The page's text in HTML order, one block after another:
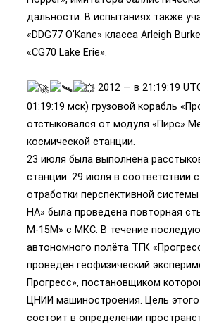
дальности. В испытаниях также
«DDG77 O’Kane» класса Arleigh
«CG70 Lake Erie».
2012 — в 21:19:19
01:19:19 мск) грузовой корабль
отстыковался от модуля «Пирс»
космической станции.
23 июля была выполнена
станции. 29 июля в соответствии
отработки перспективной
НА» была проведена повторная
М-15М» с МКС. В течение
автономного полёта ТГК
проведён геофизический
Прогресс», постановщиком
ЦНИИ машиностроения. Цель
состоит в определении